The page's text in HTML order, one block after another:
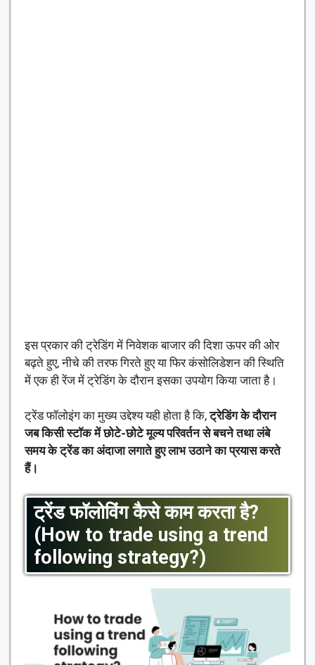
इस प्रकार की ट्रेडिंग में निवेशक बाजार की दिशा ऊपर की ओर
बढ़ते हुए, नीचे की तरफ गिरते हुए या फिर कंसोलिडेशन की स्थिति
में एक ही रेंज में ट्रेडिंग के दौरान इसका उपयोग किया जाता है।
ट्रेंड फॉलोइंग का मुख्य उद्देश्य यही होता है कि,ट्रेडिंग के दौरान
जब किसी स्टॉक में छोटे-छोटे मूल्य परिवर्तन से बचने तथा लंबे
समय के ट्रेंड का अंदाजा लगाते हुए लाभ उठाने का प्रयास करते
हैं।
ट्रेंड फॉलोविंग कैसे काम करता है?
(How to trade using a trend
following strategy?)